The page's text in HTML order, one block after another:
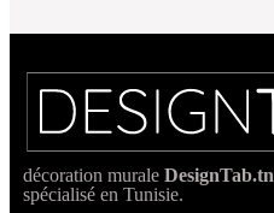
décoration murale DesignTab.tn
spécialisé en Tunisie.